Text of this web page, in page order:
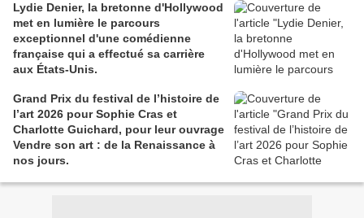
Lydie Denier, la bretonne d'Hollywood
met en lumière le parcours
exceptionnel d'une comédienne
française qui a effectué sa carrière
aux États-Unis.
Grand Prix du festival de l’histoire de
l’art 2026 pour Sophie Cras et
Charlotte Guichard, pour leur ouvrage
Vendre son art : de la Renaissance à
nos jours.